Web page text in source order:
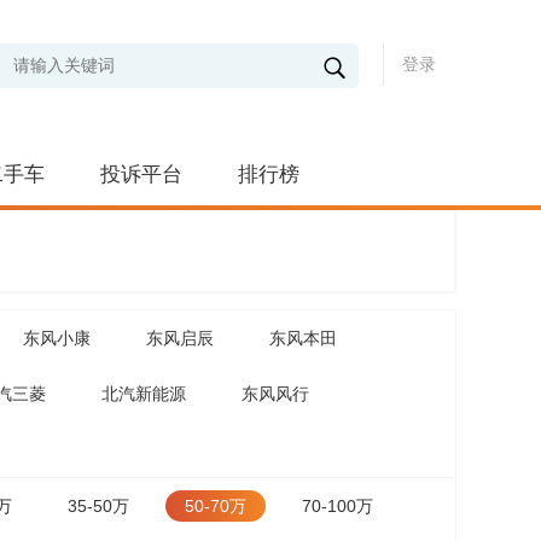
登录
车 投诉平台 排行榜
东风小康 东风启辰 东风本田
三菱 北汽新能源 东风风行
35-50万 50-70万 70-100万